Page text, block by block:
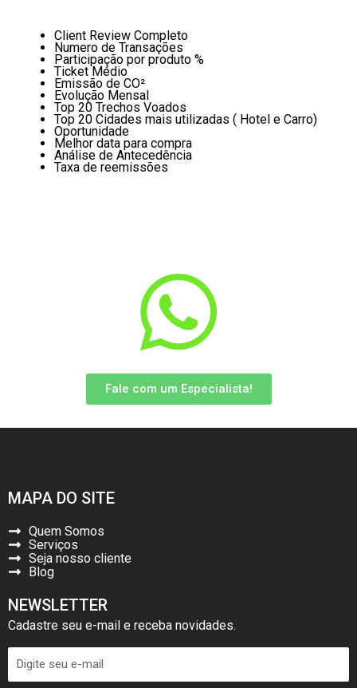
Client Review Completo
Numero de Transações
Participação por produto %
Ticket Médio
Emissão de CO²
Evolução Mensal
Top 20 Trechos Voados
Top 20 Cidades mais utilizadas ( Hotel e Carro)
Oportunidade
Melhor data para compra
Análise de Antecedência
Taxa de reemissões
Fale com um Especialista!
MAPA DO SITE
Quem Somos
Serviços
Seja nosso cliente
Blog
NEWSLETTER
Cadastre seu e-mail e receba novidades.